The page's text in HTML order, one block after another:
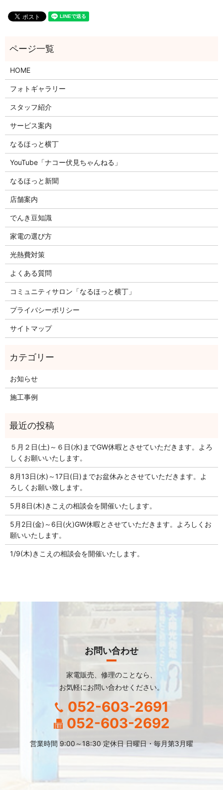
HOME
フォトギャラリー
スタッフ紹介
サービス案内
なるほっと横丁
YouTube「ナコー伏見ちゃんねる」
なるほっと新聞
店舗案内
でんき豆知識
家電の選び方
光熱費対策
よくある質問
コミュニティサロン「なるほっと横丁」
プライバシーポリシー
サイトマップ
お知らせ
施工事例
５月２日(土)～６日(水)までGW休暇とさせていただきます。よろ
しくお願いいたします。
8月13日(水)～17日(日)までお盆休みとさせていただきます。よ
ろしくお願い致します。
5月8日(木)きこえの相談会を開催いたします。
5月2日(金)～6日(火)GW休暇とさせていただきます。よろしくお
願いいたします。
1/9(木)きこえの相談会を開催いたします。
お問い合わせ
家電販売、修理のことなら、
お気軽にお問い合わせください。
052-603-2691
052-603-2692
営業時間 9:00～18:30 定休日 日曜日・毎月第3月曜